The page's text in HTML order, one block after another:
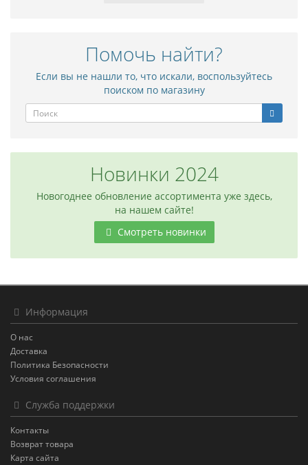
Помочь найти?
Если вы не нашли то, что искали, воспользуйтесь
поиском по магазину
Новинки 2024
Новогоднее обновление ассортимента уже здесь,
на нашем сайте!
Смотреть новинки
Информация
О нас
Доставка
Политика Безопасности
Условия соглашения
Служба поддержки
Контакты
Возврат товара
Карта сайта